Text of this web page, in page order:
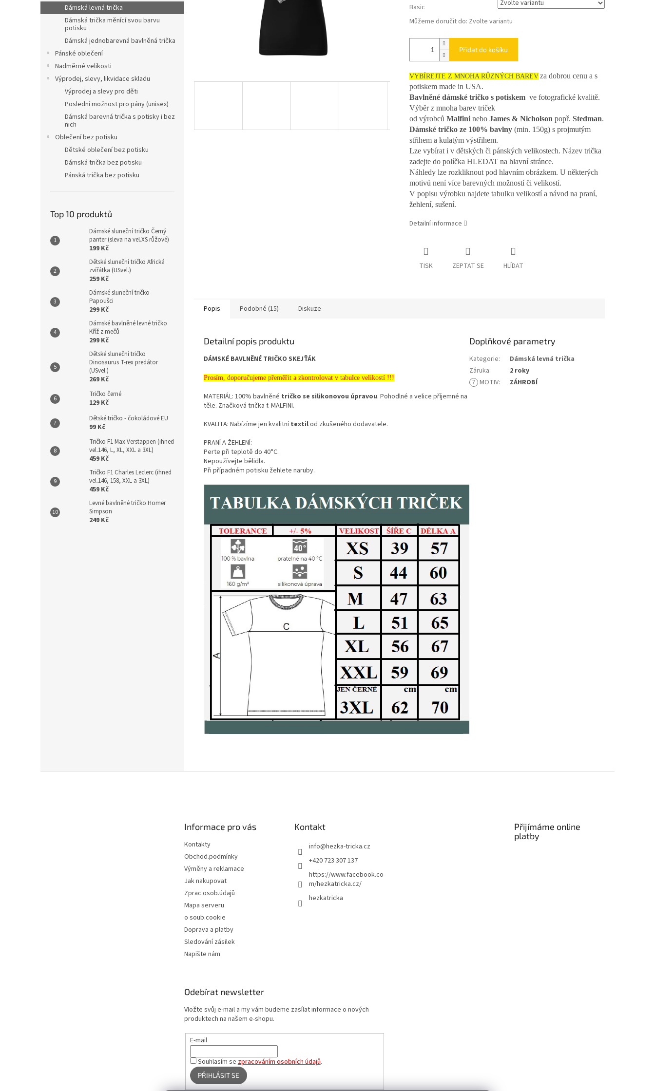
n
e
Dámská levná trička
Dámská trička měnící svou barvu
potisku
Dámská jednobarevná bavlněná trička
Pánské oblečení
Nadměrné velikosti
Výprodej, slevy, likvidace skladu
Výprodej a slevy pro děti
Poslední možnost pro pány (unisex)
Dámská barevná trička s potisky i bez
nich
Oblečení bez potisku
Dětské oblečení bez potisku
Dámská trička bez potisku
Pánská trička bez potisku
Top 10 produktů
Dámské sluneční tričko Černý
panter (sleva na vel.XS růžové)
199 Kč
Dětské sluneční tričko Africká
zvířátka (USvel.)
259 Kč
Dámské sluneční tričko
Papoušci
299 Kč
Dámské bavlněné levné tričko
Kříž z mečů
299 Kč
Dětské sluneční tričko
Dinosaurus T-rex predátor
(USvel.)
269 Kč
Tričko černé
129 Kč
Dětské tričko - čokoládové EU
99 Kč
Tričko F1 Max Verstappen (ihned
vel.146, L, XL, XXL a 3XL)
459 Kč
Tričko F1 Charles Leclerc (ihned
vel.146, 158, XXL a 3XL)
459 Kč
Levné bavlněné tričko Homer
Simpson
249 Kč
Basic
Můžeme doručit do: Zvolte variantu
Přidat do košíku
VYBÍREJTE Z MNOHA RŮZNÝCH BAREV za dobrou cenu a s
potiskem made in USA.
Bavlněné dámské tričko s potiskemve fotografické kvalitě.
Výběr z mnoha barev triček
od výrobců Malfininebo James & Nicholsonpopř. Stedman.
Dámské tričko ze 100% bavlny(min. 150g) s projmutým
střihem a kulatým výstřihem.
Lze vybírat i v dětských či pánských velikostech. Název trička
zadejte do políčka HLEDAT na hlavní stránce.
Náhledy lze rozkliknout pod hlavním obrázkem. U některých
motivů není více barevných možností či velikostí.
V popisu výrobku najdete tabulku velikostí a návod na praní,
žehlení, sušení.
Detailní informace
TISK ZEPTAT SE HLÍDAT
Popis Podobné (15) Diskuze
Detailní popis produktu
DÁMSKÉ BAVLNĚNÉ TRIČKO SKEJŤÁK
Prosím, doporučujeme přeměřit a zkontrolovat v tabulce velikostí !!!
MATERIÁL: 100% bavlněné tričko se silikonovou úpravou. Pohodlné a velice příjemné na
těle. Značková trička f. MALFINI.
KVALITA: Nabízíme jen kvalitnítextilod zkušeného dodavatele.
PRANÍ A ŽEHLENÍ:
Perte při teplotě do 40°C.
Nepoužívejte bělidla.
Při případném potisku žehlete naruby.
Doplňkové parametry
Kategorie:
Dámská levná trička
Záruka:
2 roky
? MOTIV: ZÁHROBÍ
Informace pro vás
Kontakty
Obchod.podmínky
Výměny a reklamace
Jak nakupovat
Zprac.osob.údajů
Mapa serveru
o soub.cookie
Doprava a platby
Sledování zásilek
Napište nám
Kontakt
info@hezka-tricka.cz
+420 723 307 137
https://www.facebook.co
m/hezkatricka.cz/
hezkatricka
Přijímáme online
platby
Odebírat newsletter
Vložte svůj e-mail a my vám budeme zasílat informace o nových
produktech na našem e-shopu.
E-mail
Souhlasím sezpracováním osobních údajů.
PŘIHLÁSIT SE